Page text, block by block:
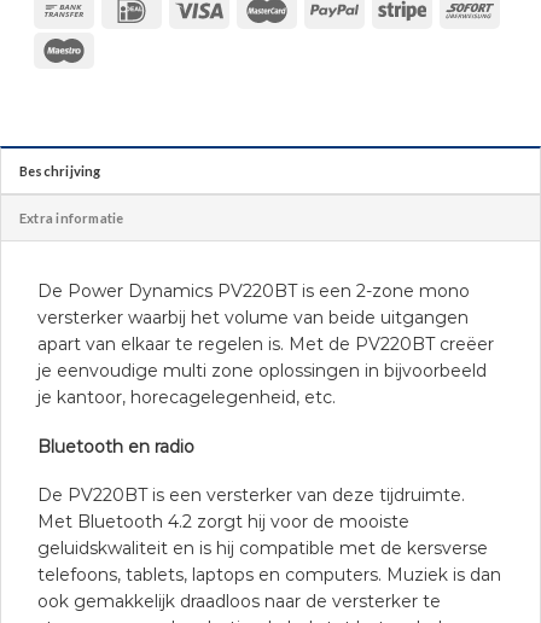
Beschrijving
Extra informatie
De Power Dynamics PV220BT is een 2-zone mono
versterker waarbij het volume van beide uitgangen
apart van elkaar te regelen is. Met de PV220BT creëer
je eenvoudige multi zone oplossingen in bijvoorbeeld
je kantoor, horecagelegenheid, etc.
Bluetooth en radio
De PV220BT is een versterker van deze tijdruimte.
Met Bluetooth 4.2 zorgt hij voor de mooiste
geluidskwaliteit en is hij compatible met de kersverse
telefoons, tablets, laptops en computers. Muziek is dan
ook gemakkelijk draadloos naar de versterker te